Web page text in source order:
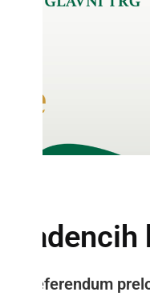
se referendum